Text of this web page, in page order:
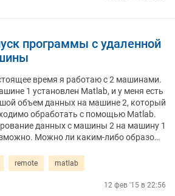
программы с удаленной
время я работаю с 2 машинами.
1 установлен Matlab, и у меня есть
объем данных на машине 2, который
обработать с помощью Matlab.
данных с машины 2 на машину 1
Можно ли каким-либо образо…
remote matlab
12 фев '15 в 22:56